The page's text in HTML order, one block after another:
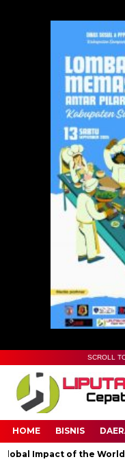
SCROLL
HOME BISNIS
Impact of the World